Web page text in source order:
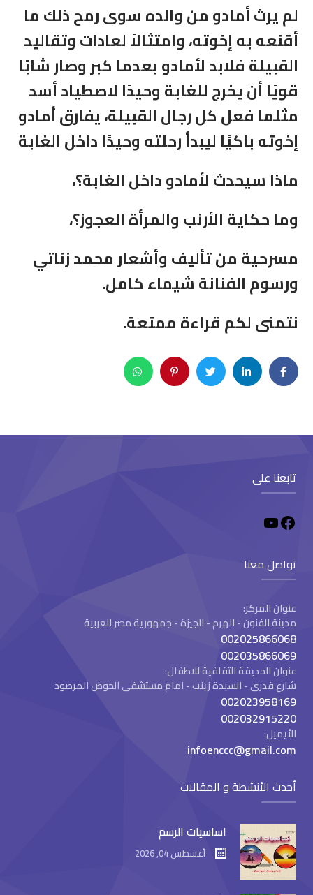
لم يرث أمادو من والده سوى رمح ذلك ما
أقنعه به إخوته، وامتثالاً لعادات وتقاليد
القبيلة فلابد لأمادو بعدما كبر وصار شابًا
قويًا أن يخرج للغابة وحيدًا لاصطياد أسد
مثلما فعل كل رجال القبيلة، يفارق أمادو
إخوته باكيًا ليبدأ رحلته وحيدًا داخل الغابة
ماذا سيحدث لأمادو داخل الغابة؟،
وما حكاية الأرنب والمرأة العجوز؟،
مسرحية من تأليف وأشعار محمد زناتي
ورسوم الفنانة شيماء كامل.
نتمنى لكم قراءة ممتعة.
تابعنا على
تواصل معنا
عنوان المركز:
مدينة الفنون - الهرم - الجيزة - جمهورية مصر العربية
002025866068
002035866069
عنوان الحديقة الثقافية للاطفال:
شارع قدرى - السيدة زينب - امام مستشفى الحوض المرصود
002023958169
002032915220
الأيميل:
infoenccc@gmail.com
أحدث الأنشطة و المقالات
اساسيات الرسم
أغسطس 04, 2026